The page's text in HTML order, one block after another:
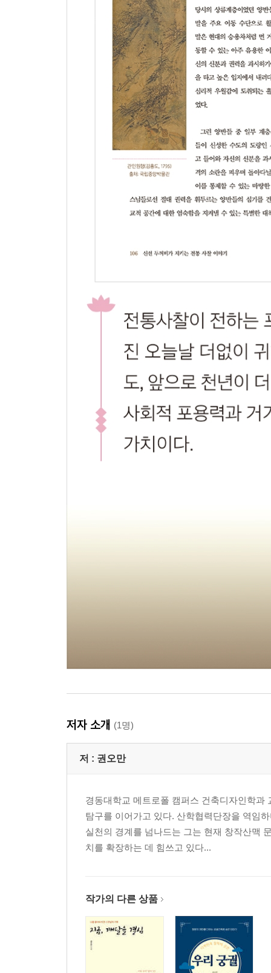
저자 소개 (1명)
저 : 권오만
경동대학교 메트로폴 캠퍼스 건축디자인학과
탐구를 이어가고 있다. 산학협력단장을 역임
실천의 경계를 넘나드는 그는 현재 창작산맥
치를 확장하는 데 힘쓰고 있다...
작가의 다른 상품